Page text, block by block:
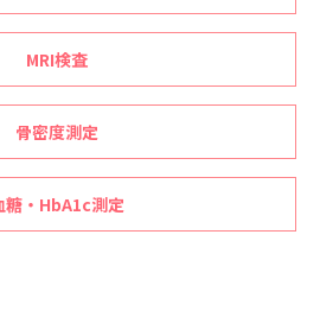
MRI検査
骨密度測定
糖・HbA1c測定